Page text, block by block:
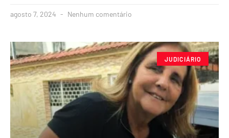
agosto 7, 2024 Nenhum comentário
JUDICIÁRIO